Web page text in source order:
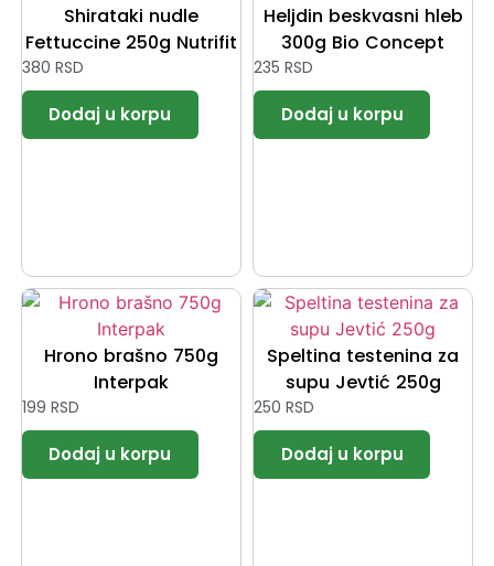
Shirataki nudle
Fettuccine 250g Nutrifit
380 RSD
Heljdin beskvasni hleb
300g Bio Concept
235 RSD
Hrono brašno 750g
Interpak
199 RSD
Speltina testenina za
supu Jevtić 250g
250 RSD